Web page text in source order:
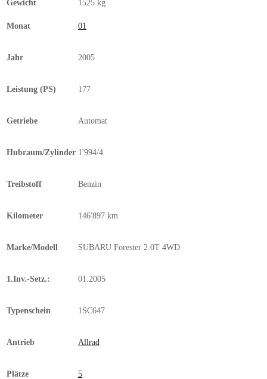
Gewicht 1525 kg
Monat 01
Jahr 2005
Leistung (PS) 177
Getriebe Automat
Hubraum/Zylinder 1'994/4
Treibstoff Benzin
Kilometer 146'897 km
Marke/Modell SUBARU Forester 2.0T 4WD
1.Inv.-Setz.: 01.2005
Typenschein 1SC647
Antrieb Allrad
Plätze 5